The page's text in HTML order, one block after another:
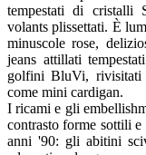
tempestati di cristalli
volants plissettati. È
minuscole rose,
jeans attillati
golfini BluVi, rivisitati
come mini cardigan.
I ricami e gli
contrasto forme sottili
anni '90: gli abitini